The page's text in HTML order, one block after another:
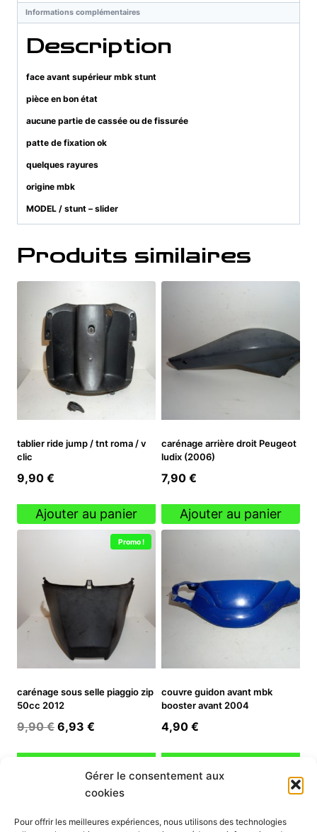
Gérer le consentement aux
cookies
Pour offrir les meilleures expériences, nous utilisons des technologies
Informations complémentaires
Description
face avant supérieur mbk stunt
pièce en bon état
aucune partie de cassée ou de fissurée
patte de fixation ok
quelques rayures
origine mbk
MODEL / stunt – slider
Produits similaires
tablier ride jump / tnt roma / v
clic
9,90 €
Ajouter au panier
carénage arrière droit Peugeot
ludix (2006)
7,90 €
Ajouter au panier
Promo !
carénage sous selle piaggio zip
50cc 2012
9,90€ Le
initial
était :
9,90 €.
6,93 €
actuel
est :
6,93 €.
couvre guidon avant mbk
booster avant 2004
4,90 €
INFORMATION